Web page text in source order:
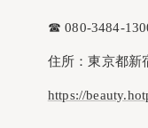
☎︎ 080-3484-
住所：東京都新
https://